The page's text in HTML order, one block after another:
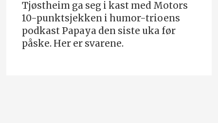
Tjøstheim ga seg i kast med Motors
10-punktsjekken i humor-trioens
podkast Papaya den siste uka før
påske. Her er svarene.